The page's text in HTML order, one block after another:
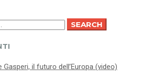
SEARCH
Gasperi, il futuro dell’Europa (video)